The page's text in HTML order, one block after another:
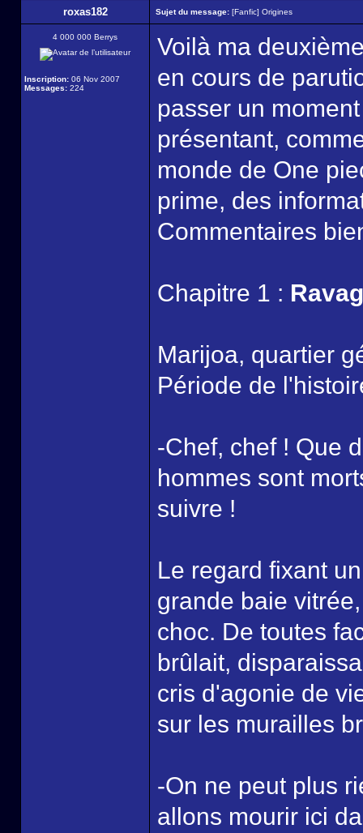
roxas182 Sujet du message: [Fanfic] Origines
4 000 000 Berrys
Inscription: 06 Nov 2007
Messages: 224
Voilà ma
en cours de
passer un
présentant,
monde de One
prime, des
Commentaires
Chapitre 1 :
Marijoa, quartier
Période de
-Chef, chef ! Que
hommes sont
suivre !
Le regard fixant
grande baie
choc. De toutes
brûlait,
cris d'agonie de
sur les murailles
-On ne peut plus
allons mourir ici